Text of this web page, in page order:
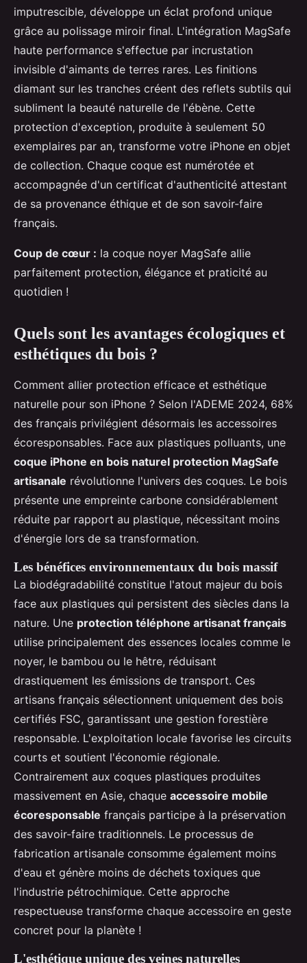
imputrescible, développe un éclat profond unique
grâce au polissage miroir final. L'intégration MagSafe
haute performance s'effectue par incrustation
invisible d'aimants de terres rares. Les finitions
diamant sur les tranches créent des reflets subtils qui
subliment la beauté naturelle de l'ébène. Cette
protection d'exception, produite à seulement 50
exemplaires par an, transforme votre iPhone en objet
de collection. Chaque coque est numérotée et
accompagnée d'un certificat d'authenticité attestant
de sa provenance éthique et de son savoir-faire
français.
Coup de cœur : la coque noyer MagSafe allie
parfaitement protection, élégance et praticité au
quotidien !
Quels sont les avantages écologiques et
esthétiques du bois ?
Comment allier protection efficace et esthétique
naturelle pour son iPhone ? Selon l'ADEME 2024, 68%
des français privilégient désormais les accessoires
écoresponsables. Face aux plastiques polluants, une
coque iPhone en bois naturel protection MagSafe
artisanale révolutionne l'univers des coques. Le bois
présente une empreinte carbone considérablement
réduite par rapport au plastique, nécessitant moins
d'énergie lors de sa transformation.
Les bénéfices environnementaux du bois massif
La biodégradabilité constitue l'atout majeur du bois
face aux plastiques qui persistent des siècles dans la
nature. Une protection téléphone artisanat français
utilise principalement des essences locales comme le
noyer, le bambou ou le hêtre, réduisant
drastiquement les émissions de transport. Ces
artisans français sélectionnent uniquement des bois
certifiés FSC, garantissant une gestion forestière
responsable. L'exploitation locale favorise les circuits
courts et soutient l'économie régionale.
Contrairement aux coques plastiques produites
massivement en Asie, chaque accessoire mobile
écoresponsable français participe à la préservation
des savoir-faire traditionnels. Le processus de
fabrication artisanale consomme également moins
d'eau et génère moins de déchets toxiques que
l'industrie pétrochimique. Cette approche
respectueuse transforme chaque accessoire en geste
concret pour la planète !
L'esthétique unique des veines naturelles